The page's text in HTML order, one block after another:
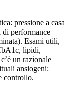
pressione a casa
di performance
Esami utili,
lipidi,
un razionale
ansiogeni:
controllo.